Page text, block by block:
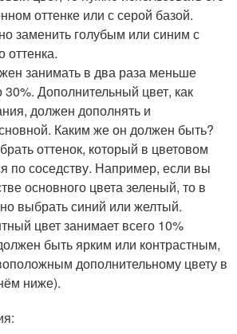
оттенке или с серой базой.
заменить голубым или синим с
оттенка.
занимать в два раза меньше
Дополнительный цвет, как
должен дополнять и
Каким же он должен быть?
оттенок, который в цветовом
по соседству. Например, если вы
основного цвета зеленый, то в
выбрать синий или желтый.
цвет занимает всего 10%
быть ярким или контрастным,
дополнительному цвету в
ниже).